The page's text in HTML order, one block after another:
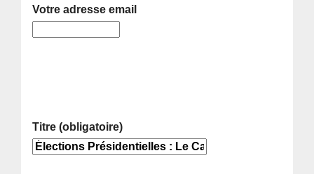
Votre adresse email
Titre (obligatoire)